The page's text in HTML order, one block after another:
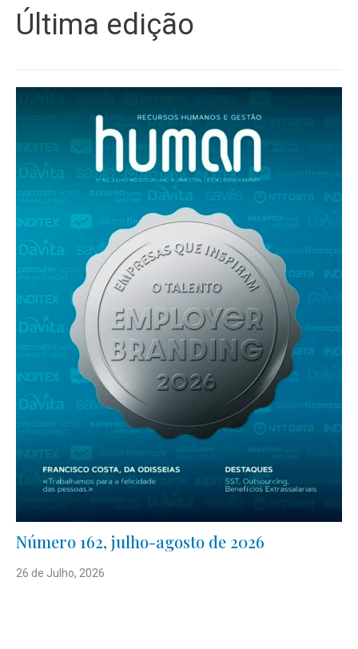
Última edição
Número 162, julho-agosto de 2026
26 de Julho, 2026